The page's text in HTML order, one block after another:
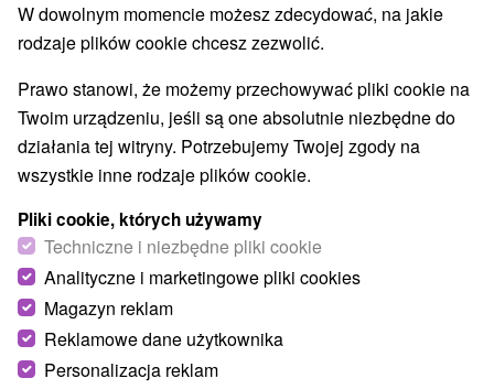
9,3 doskonały·3 opinie
W dowolnym momencie możesz zdecydować, na jakie
rodzaje plików cookie chcesz zezwolić.
Prawo stanowi, że możemy przechowywać pliki cookie na
Twoim urządzeniu, jeśli są one absolutnie niezbędne do
działania tej witryny. Potrzebujemy Twojej zgody na
wszystkie inne rodzaje plików cookie.
Pliki cookie, których używamy
Techniczne i niezbędne pliki cookie
Analityczne i marketingowe pliki cookies
Magazyn reklam
Reklamowe dane użytkownika
Personalizacja reklam